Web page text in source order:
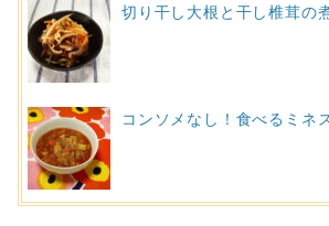
切り干し大根と干し椎茸の
コンソメなし！食べるミネ